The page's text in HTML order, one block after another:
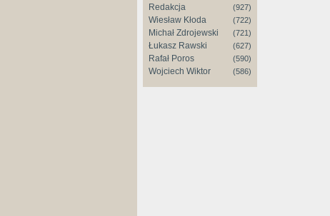
Redakcja (927)
Wiesław Kłoda (722)
Michał Zdrojewski (721)
Łukasz Rawski (627)
Rafał Poros (590)
Wojciech Wiktor (586)